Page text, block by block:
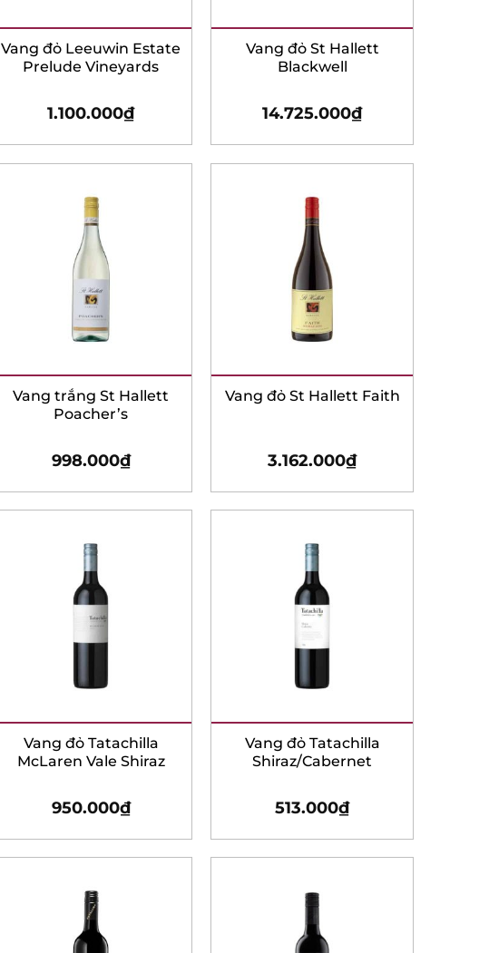
Vang đỏ Leeuwin Estate
Prelude Vineyards
1.100.000₫
Vang đỏ St Hallett
Blackwell
14.725.000₫
Vang trắng St Hallett
Poacher’s
998.000₫
Vang đỏ St Hallett Faith
3.162.000₫
Vang đỏ Tatachilla
McLaren Vale Shiraz
950.000₫
Vang đỏ Tatachilla
Shiraz/Cabernet
513.000₫